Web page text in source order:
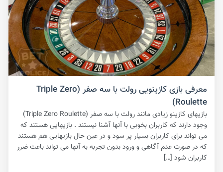
معرفی بازی کازینویی رولت با سه صفر (Triple Zero
Roulette)
بازیهای کازینو زیادی مانند رولت با سه صفر (Triple Zero Roulette)
وجود دارند که کاربران بخوبی با آنها آشنا نیستند . بازیهایی هستند که
می تواند برای کاربران بسیار پر سود و در عین حال بازیهایی هم هستند
که در صورت عدم آگاهی و ورود بدون تجربه به آنها می تواند باعث ضرر
کاربران شود […]